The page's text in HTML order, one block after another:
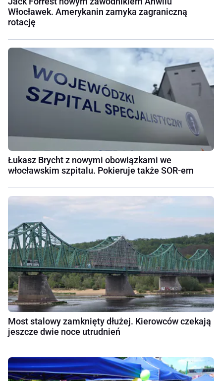
Włocławek. Amerykanin zamyka zagraniczną
rotację
Łukasz Brycht z nowymi obowiązkami we
włocławskim szpitalu. Pokieruje także SOR-em
Most stalowy zamknięty dłużej. Kierowców czekają
jeszcze dwie noce utrudnień